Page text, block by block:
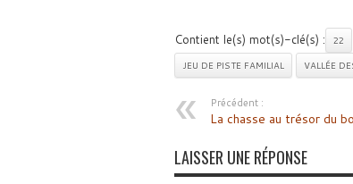
Contient le(s) mot(s)-clé(s) : 22
JEU DE PISTE FAMILIAL
VALLÉE
Précédent :
La chasse au trésor du
LAISSER UNE RÉPONSE